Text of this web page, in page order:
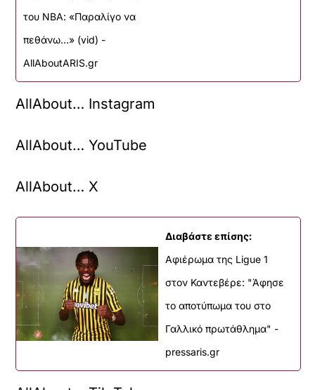
του ΝΒΑ: «Παραλίγο να
πεθάνω…» (vid) -
AllAboutARIS.gr
AllAbout… Instagram
AllAbout… YouTube
AllAbout… X
Διαβάστε επίσης:
Αφιέρωμα της Ligue 1
στον Καντεβέρε: "Άφησε
το αποτύπωμα του στο
Γαλλικό πρωτάθλημα" -
pressaris.gr